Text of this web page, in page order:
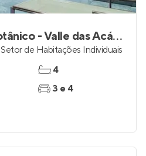
Reserva Jardim Botânico - Valle das Acácias
Setor de Habitações Individuais
4
3 e 4